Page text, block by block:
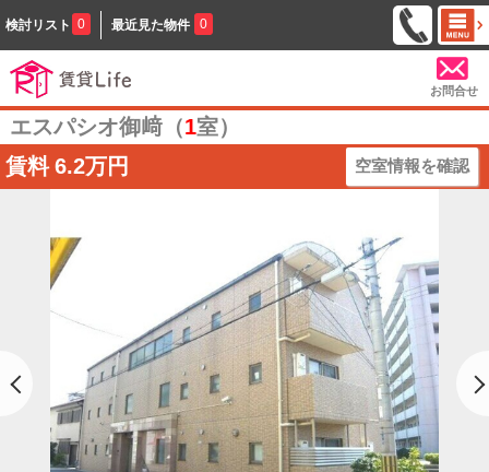
検討リスト 0 最近見た物件 0
お問合せ
エスパシオ御﨑（1室）
賃料 6.2万円 空室情報を確認